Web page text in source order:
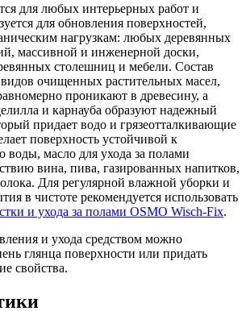
для любых интерьерных работ и
для обновления поверхностей,
нагрузкам: любых деревянных
массивной и инженерной доски,
столешниц и мебели. Состав
видов очищенных растительных масел,
проникают в древесину, а
и карнауба образуют надежный
придает водо и грязеотталкивающие
поверхность устойчивой к
масло для ухода за полами
вина, пива, газированных напитков,
Для регулярной влажной уборки и
в чистоте рекомендуется использовать
и ухода за полами OSMO Wisch-Fix.
и ухода средством можно
глянца поверхности или придать
свойства.